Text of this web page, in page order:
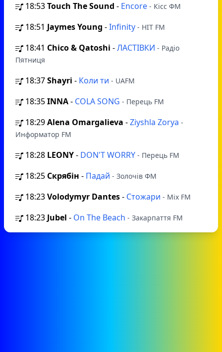
18:53Touch The Sound - Encore - Кісс ФМ
18:51 Jaymes Young -Infinity - HIT FM
18:41 Chico & Qatoshi -ЛАСТІВКИ - Радіо
Пятниця
18:37Shayri - Коли ти - UAFM
18:35INNA- COLA SONG - Перець FM
18:29Alena Omargalieva -Ziyshla Zorya -
Информатор FM
18:28 LEONY- DON'T WORRY - Перець FM
18:25 Скрябін - Падай - Золочів ФМ
18:23Volodymyr Dantes- Стожари - Mix FM
18:23 Jubel - On The Beach - Закарпаття FM